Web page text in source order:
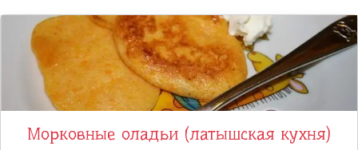
Морковные оладьи (латышская кухня)